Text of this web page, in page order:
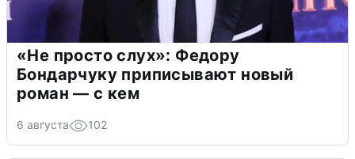
«Не просто слух»: Федору
Бондарчуку приписывают новый
роман — с кем
6 августа 102